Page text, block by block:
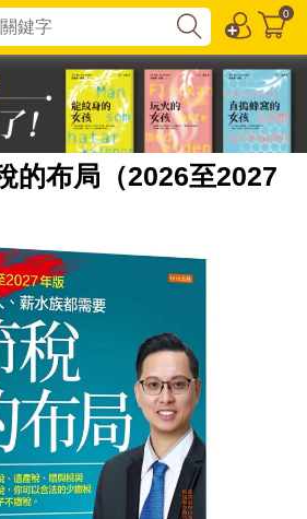
0
的布局（2026至2027